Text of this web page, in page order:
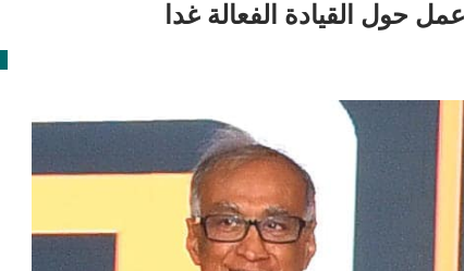
حول القيادة الفعالة غدا